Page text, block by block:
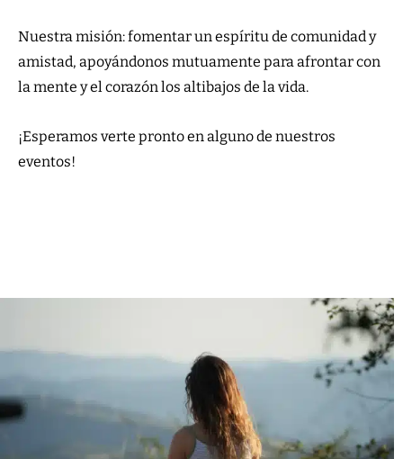
Nuestra misión: fomentar un espíritu de comunidad y
amistad, apoyándonos mutuamente para afrontar con
la mente y el corazón los altibajos de la vida.
¡Esperamos verte pronto en alguno de nuestros
eventos!